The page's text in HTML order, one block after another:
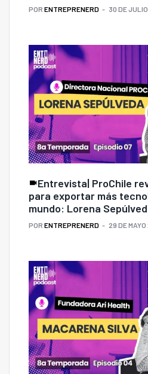
POR ENTREPRENERD 30 DE
Entrevista| ProChile
para exportar más
mundo: Lorena
POR ENTREPRENERD 29 DE